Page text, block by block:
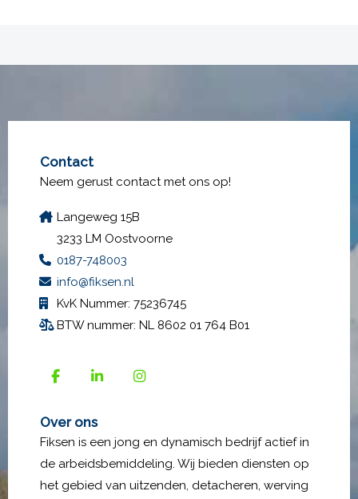
Contact
Neem gerust contact met ons op!
Langeweg 15B
3233 LM Oostvoorne
0187-748003
info@fiksen.nl
KvK Nummer: 75236745
BTW nummer: NL 8602 01 764 B01
Over ons
Fiksen is een jong en dynamisch bedrijf actief in
de arbeidsbemiddeling. Wij bieden diensten op
het gebied van uitzenden, detacheren, werving